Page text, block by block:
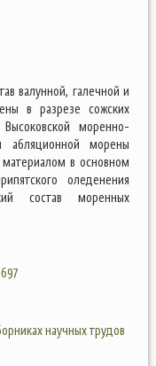
валунной, галечной и
в разрезе сожских
моренно-
абляционной морены
в основном
оледенения
состав моренных
научных трудов